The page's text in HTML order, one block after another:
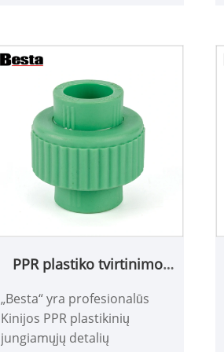
PPR plastiko tvirtinimo
„Besta“ yra profesionalūs
Kinijos PPR plastikinių
jungiamųjų detalių